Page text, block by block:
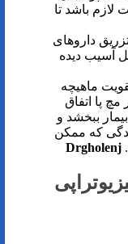
باشد تا
داروهای
آسیب دیده
ماهیچه
پا اتفاق
ببخشد و
که ممکن
Drgholenj